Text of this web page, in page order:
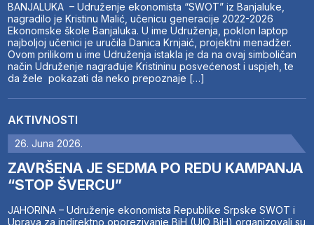
BANJALUKA – Udruženje ekonomista “SWOT” iz Banjaluke,
nagradilo je Kristinu Malić, učenicu generacije 2022-2026
Ekonomske škole Banjaluka. U ime Udruženja, poklon laptop
najboljoj učenici je uručila Danica Krnjaić, projektni menadžer.
Ovom prilikom u ime Udruženja istakla je da na ovaj simboličan
način Udruženje nagrađuje Kristininu posvećenost i uspjeh, te
da žele pokazati da neko prepoznaje […]
AKTIVNOSTI
26. Juna 2026.
ZAVRŠENA JE SEDMA PO REDU KAMPANJA
“STOP ŠVERCU”
JAHORINA – Udruženje ekonomista Republike Srpske SWOT i
Uprava za indirektno oporezivanje BiH (UIO BiH) organizovali su